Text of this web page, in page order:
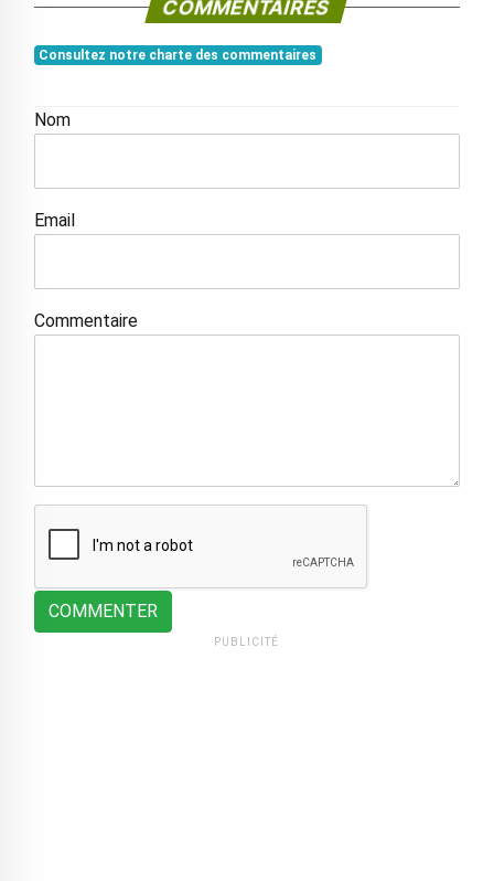
COMMENTAIRES
Consultez notre charte des commentaires
Nom
Email
Commentaire
COMMENTER
PUBLICITÉ